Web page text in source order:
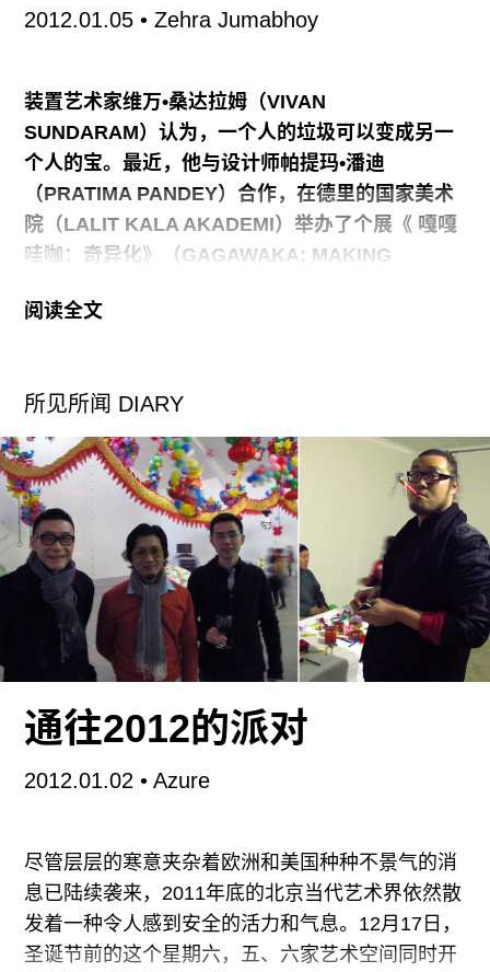
将被用来制造生命、维持植物，由此完成其生命循
Gilberto Esparza1975年出生于墨西哥，曾获得艺
术硕士学位。他的作品在多国展出，包括巴西
VideoBrasil电子艺术节、加拿大魁北克Lascas艺术
节：纯粹墨西哥艺术、玻利维亚km0国际作坊、墨
西哥国际电子艺术与影响艺术节（2005）、墨西哥
2012.01.05• Zehra Jumabhoy
装置艺术家维万•桑达拉姆（VIVAN
SUNDARAM）认为，一个人的垃圾可以变成另一
个人的宝。最近，他与设计师帕提玛•潘迪
（PRATIMA PANDEY）合作，在德里的国家美术
院（LALIT KALA AKADEMI）举办了个展《 嘎嘎
哇咖：奇异化》（GAGAWAKA: MAKING
雕塑”。该展览的展期为2011年12月21日-27日。
Brecht），指当代的距离化和异化。但我觉得，就
算你不知道这个词的出处也能理解我的展览题目：
我用塑料杯、餐巾纸和文胸这些日常物品来做衣
服。所以这是名副其实的将熟悉的物品陌生化。而
且，这个展览的名字也明显地带有流行文化的意
味：“嘎嘎哇咖令人想到Lady Gaga和世界杯的主题
曲《Waka Waka》。当然，这个题目有点达达，但
也和时尚有联系，听起来就像一个品牌的名字。从
展览的邀请函上就能感觉到：我说 “GAGAWAKA将
给观众呈现……”，就好像公司的发布会的语气，而
不是我个人的语气。时尚就是商品，但展出的是雕
塑服装，因此它们不可能被以同样的方式给商品化
了。它们在艺术和设计之间维持了一种张力，而这
我一直都对循环、技巧、工艺和杜尚那种现成品感
兴趣。比如，在
阅读全文
所见所闻 DIARY
通往2012的派对
2012.01.02• Azure
尽管层层的寒意夹杂着欧洲和美国种种不景气的消
息已陆续袭来，2011年底的北京当代艺术界依然散
发着一种令人感到安全的活力和气息。12月17日，
圣诞节前的这个星期六，五、六家艺术空间同时开